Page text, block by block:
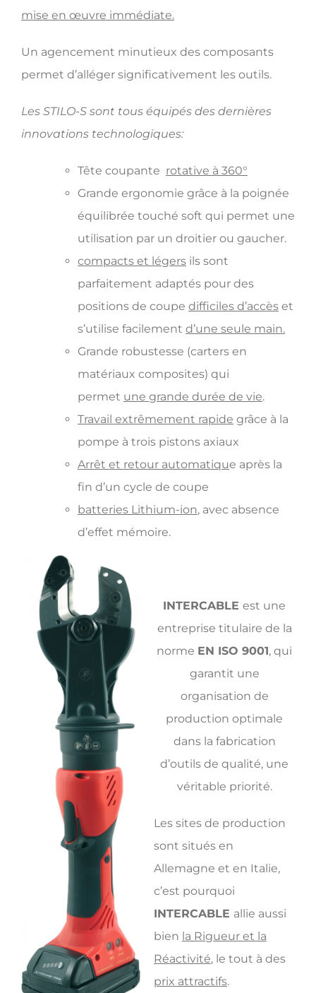
mise en œuvre immédiate.
Un agencement minutieux des composants
permet d’alléger significativement les outils.
Les STILO-S sont tous équipés des dernières
innovations technologiques:
Tête coupante rotative à 360°
Grande ergonomie grâce à la poignée
équilibrée touché soft qui permet une
utilisation par un droitier ou gaucher.
compacts et légers ils sont
parfaitement adaptés pour des
positions de coupe difficiles d’accès et
s’utilise facilement d’une seule main.
Grande robustesse (carters en
matériaux composites) qui
permet une grande durée de vie.
Travail extrêmement rapide grâce à la
pompe à trois pistons axiaux
Arrêt et retour automatique après la
fin d’un cycle de coupe
batteries Lithium-ion, avec absence
d’effet mémoire.
INTERCABLE est une
entreprise titulaire de la
norme EN ISO 9001, qui
garantit une
organisation de
production optimale
dans la fabrication
d’outils de qualité, une
véritable priorité.
Les sites de production
sont situés en
Allemagne et en Italie,
c’est pourquoi
INTERCABLE allie aussi
bien la Rigueur et la
Réactivité, le tout à des
prix attractifs.